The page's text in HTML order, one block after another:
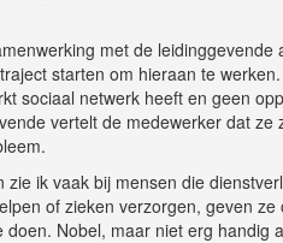
met de
starten om hieraan te
sociaal netwerk heeft en geen
vertelt de medewerker dat
ik vaak bij mensen die
of zieken verzorgen, geven ze
Nobel, maar niet erg handig